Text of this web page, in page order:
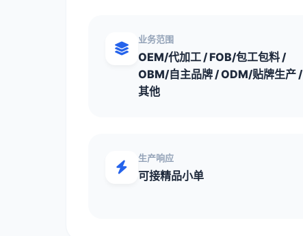
业务范围
OEM/代加工 / FOB/包工包料 /
OBM/自主品牌 / ODM/贴牌生产 /
其他
生产响应
可接精品小单